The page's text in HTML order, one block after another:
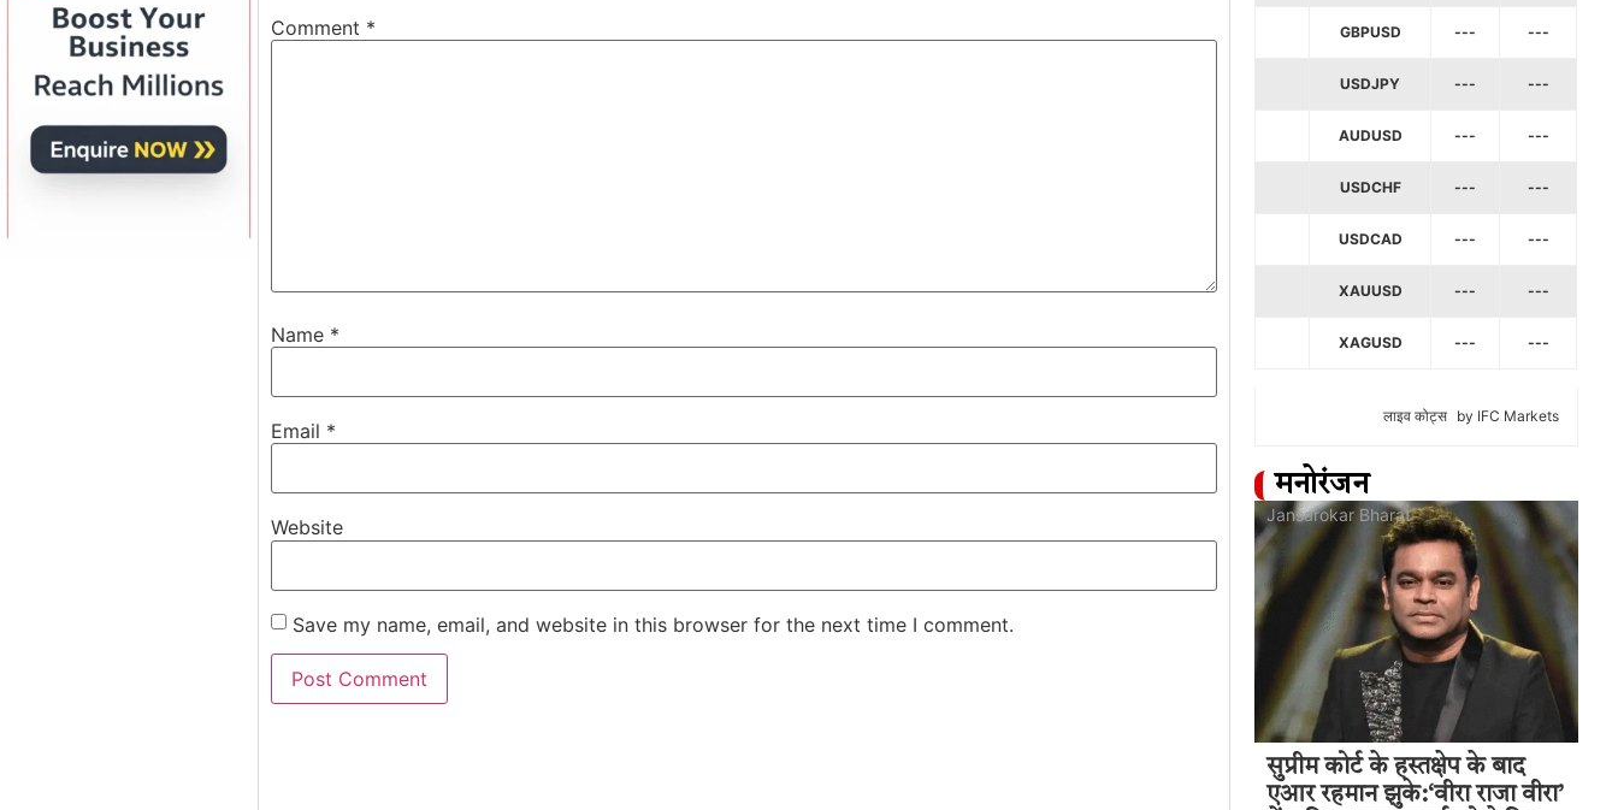
Comment *
Name *
Email *
Website
Save my name, email, and website in this browser for the next time I comment.
GBPUSD --- ---
USDJPY --- ---
AUDUSD --- ---
USDCHF --- ---
USDCAD --- ---
XAUUSD --- ---
XAGUSD --- ---
लाइव कोट्स by IFC Markets
मनोरंजन
Jansarokar Bharat
सुप्रीम कोर्ट के हस्तक्षेप के बाद
एआर रहमान झुके:‘वीरा राजा वीरा’